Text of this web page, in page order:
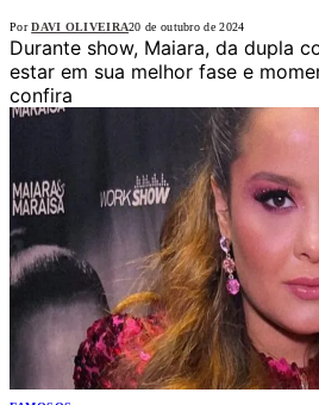
Por DAVI OLIVEIRA20 de outubro de 2024
Durante show, Maiara, da dupla
estar em sua melhor fase e
confira